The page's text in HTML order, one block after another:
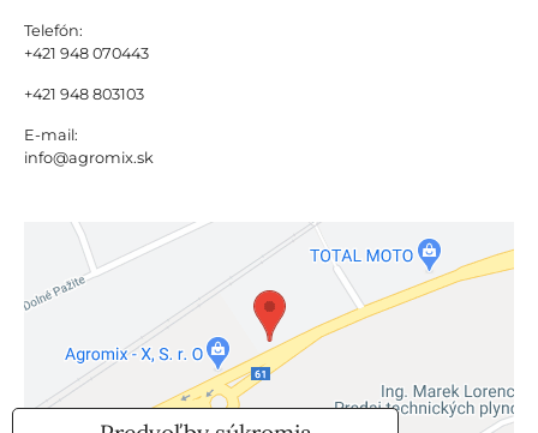
Telefón:
+421 948 070443
+421 948 803103
E-mail:
info@agromix.sk